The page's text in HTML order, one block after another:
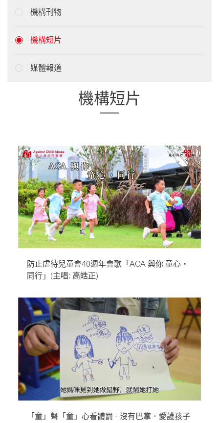
機構刊物
機構短片
媒體報道
機構短片
防止虐待兒童會40週年會歌「ACA 與你 童心‧
同行」(主唱: 高皓正)
「童」聲「童」心看體罰 - 沒有巴掌．愛護孩子